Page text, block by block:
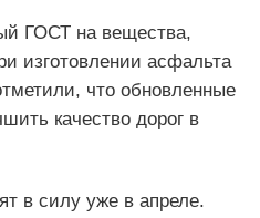
ГОСТ на вещества,
изготовлении асфальта
что обновленные
качество дорог в
в силу уже в апреле.